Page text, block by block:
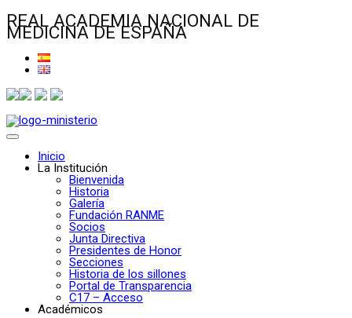
REAL ACADEMIA NACIONAL DE
MEDICINA DE ESPAÑA
Inicio
La Institución
Bienvenida
Historia
Galería
Fundación RANME
Socios
Junta Directiva
Presidentes de Honor
Secciones
Historia de los sillones
Portal de Transparencia
C17 – Acceso
Académicos